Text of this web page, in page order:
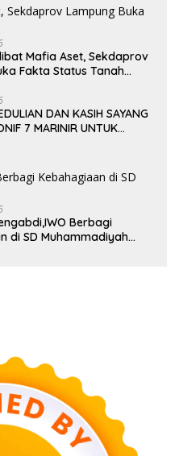
Mafia Aset, Sekdaprov
Fakta Status Tanah
DAN KASIH SAYANG
7 MARINIR UNTUK
Berbagi
di SD Muhammadiyah